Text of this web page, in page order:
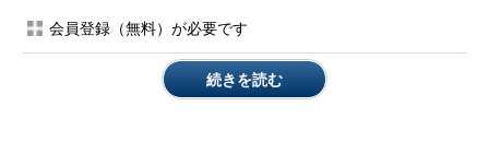
を定期的に見直すことです。リスクの変化に合わせて対策状況を
見直さなければ、適切なセキュリティ対策を維持することはでき
会員登録（無料）が必要です
続きを読む